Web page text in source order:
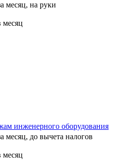
месяц, на руки
месяц
инженерного оборудования
месяц, до вычета налогов
месяц